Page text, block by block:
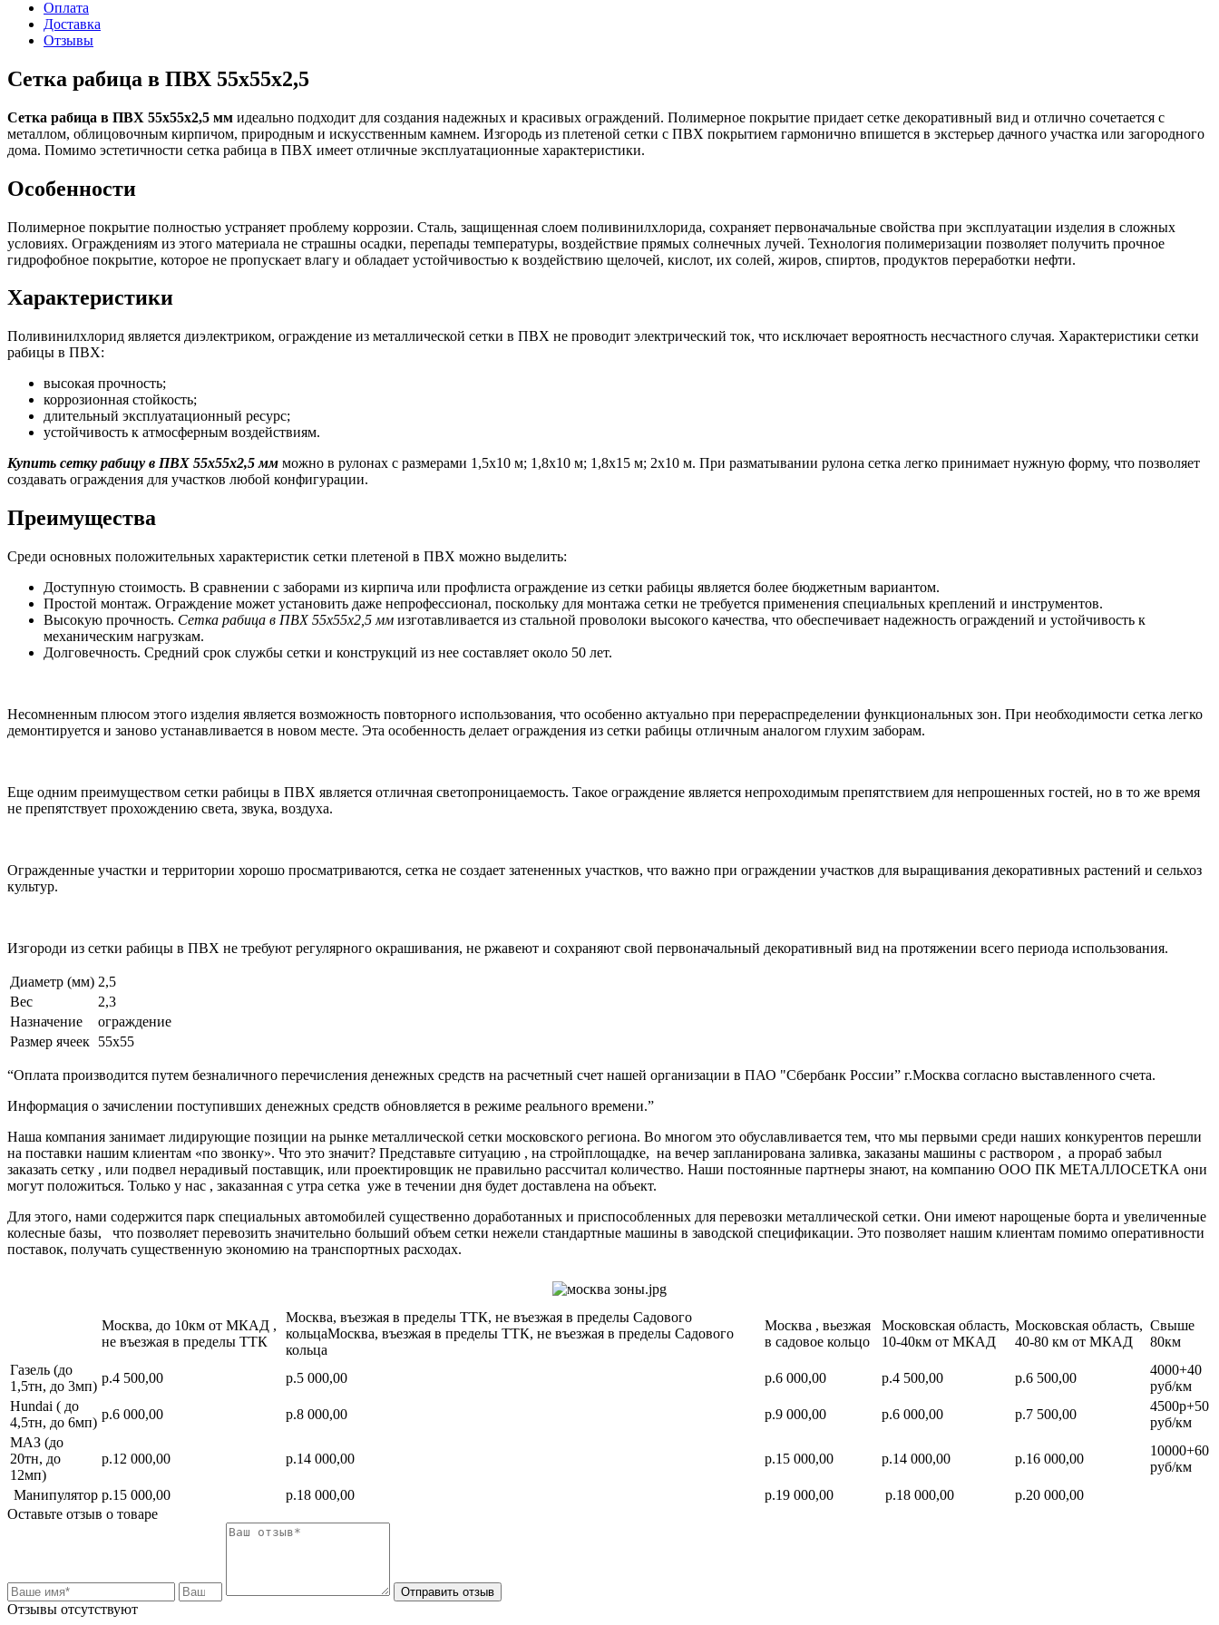
Оплата
Доставка
Отзывы
Сетка рабица в ПВХ 55х55х2,5
Сетка рабица в ПВХ 55х55х2,5 мм идеально подходит для создания надежных и красивых ограждений. Полимерное покрытие придает сетке декоративный вид и отлично сочетается с
металлом, облицовочным кирпичом, природным и искусственным камнем. Изгородь из плетеной сетки с ПВХ покрытием гармонично впишется в экстерьер дачного участка или загородного
дома. Помимо эстетичности сетка рабица в ПВХ имеет отличные эксплуатационные характеристики.
Особенности
Полимерное покрытие полностью устраняет проблему коррозии. Сталь, защищенная слоем поливинилхлорида, сохраняет первоначальные свойства при эксплуатации изделия в сложных
условиях. Ограждениям из этого материала не страшны осадки, перепады температуры, воздействие прямых солнечных лучей. Технология полимеризации позволяет получить прочное
гидрофобное покрытие, которое не пропускает влагу и обладает устойчивостью к воздействию щелочей, кислот, их солей, жиров, спиртов, продуктов переработки нефти.
Характеристики
Поливинилхлорид является диэлектриком, ограждение из металлической сетки в ПВХ не проводит электрический ток, что исключает вероятность несчастного случая. Характеристики сетки
рабицы в ПВХ:
высокая прочность;
коррозионная стойкость;
длительный эксплуатационный ресурс;
устойчивость к атмосферным воздействиям.
Купить сетку рабицу в ПВХ 55х55х2,5 мм можно в рулонах с размерами 1,5х10 м; 1,8х10 м; 1,8х15 м; 2х10 м. При разматывании рулона сетка легко принимает нужную форму, что позволяет
создавать ограждения для участков любой конфигурации.
Преимущества
Среди основных положительных характеристик сетки плетеной в ПВХ можно выделить:
Доступную стоимость. В сравнении с заборами из кирпича или профлиста ограждение из сетки рабицы является более бюджетным вариантом.
Простой монтаж. Ограждение может установить даже непрофессионал, поскольку для монтажа сетки не требуется применения специальных креплений и инструментов.
Высокую прочность. Сетка рабица в ПВХ 55х55х2,5 мм изготавливается из стальной проволоки высокого качества, что обеспечивает надежность ограждений и устойчивость к
механическим нагрузкам.
Долговечность. Средний срок службы сетки и конструкций из нее составляет около 50 лет.
Несомненным плюсом этого изделия является возможность повторного использования, что особенно актуально при перераспределении функциональных зон. При необходимости сетка легко
демонтируется и заново устанавливается в новом месте. Эта особенность делает ограждения из сетки рабицы отличным аналогом глухим заборам.
Еще одним преимуществом сетки рабицы в ПВХ является отличная светопроницаемость. Такое ограждение является непроходимым препятствием для непрошенных гостей, но в то же время
не препятствует прохождению света, звука, воздуха.
Огражденные участки и территории хорошо просматриваются, сетка не создает затененных участков, что важно при ограждении участков для выращивания декоративных растений и сельхоз
культур.
Изгороди из сетки рабицы в ПВХ не требуют регулярного окрашивания, не ржавеют и сохраняют свой первоначальный декоративный вид на протяжении всего периода использования.
Диаметр (мм) 2,5
Вес
2,3
Назначение
ограждение
Размер ячеек 55х55
“Оплата производится путем безналичного перечисления денежных средств на расчетный счет нашей организации в ПАО "Сбербанк России” г.Москва согласно выставленного счета.
Информация о зачислении поступивших денежных средств обновляется в режиме реального времени.”
Наша компания занимает лидирующие позиции на рынке металлической сетки московского региона. Во многом это обуславливается тем, что мы первыми среди наших конкурентов перешли
на поставки нашим клиентам «по звонку». Что это значит? Представьте ситуацию , на стройплощадке, на вечер запланирована заливка, заказаны машины с раствором , а прораб забыл
заказать сетку , или подвел нерадивый поставщик, или проектировщик не правильно рассчитал количество. Наши постоянные партнеры знают, на компанию ООО ПК МЕТАЛЛОСЕТКА они
могут положиться. Только у нас , заказанная с утра сетка уже в течении дня будет доставлена на объект.
Для этого, нами содержится парк специальных автомобилей существенно доработанных и приспособленных для перевозки металлической сетки. Они имеют нарощеные борта и увеличенные
колесные базы, что позволяет перевозить значительно больший объем сетки нежели стандартные машины в заводской спецификации. Это позволяет нашим клиентам помимо оперативности
поставок, получать существенную экономию на транспортных расходах.
Москва, до 10км от МКАД ,
не въезжая в пределы ТТК
Москва, въезжая в пределы ТТК, не въезжая в пределы Садового
кольцаМосква, въезжая в пределы ТТК, не въезжая в пределы Садового
кольца
Москва , вьезжая
в садовое кольцо
Московская область,
10-40км от МКАД
Московская область,
40-80 км от МКАД
Свыше
80км
Газель (до
1,5тн, до 3мп)
р.4 500,00 р.5 000,00 р.6 000,00 р.4 500,00 р.6 500,00
4000+40
руб/км
Hundai ( до
4,5тн, до 6мп)
р.6 000,00 р.8 000,00 р.9 000,00 р.6 000,00 р.7 500,00
4500р+50
руб/км
МАЗ (до
20тн, до
12мп)
р.12 000,00 р.14 000,00 р.15 000,00 р.14 000,00 р.16 000,00
10000+60
руб/км
Манипулятор р.15 000,00 р.18 000,00 р.19 000,00 р.18 000,00
р.20 000,00
Оставьте отзыв о товаре
Отправить отзыв
Отзывы отсутствуют